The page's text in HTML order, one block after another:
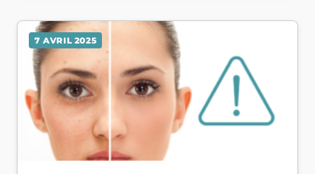
7 AVRIL 2025